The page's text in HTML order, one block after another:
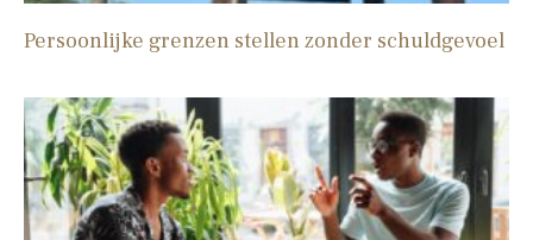
Persoonlijke grenzen stellen zonder schuldgevoel